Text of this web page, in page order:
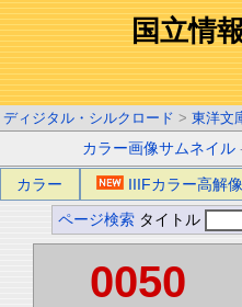
国立情
ディジタル・シルクロード > 東洋文
カラー画像サムネイル
カラー IIIFカラー高解
ページ検索 タイトル
0050